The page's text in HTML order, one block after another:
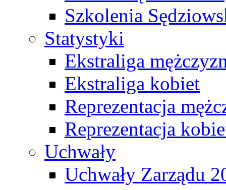
Szkolenia
Statystyki
Ekstraliga
Ekstraliga kobiet
Reprezentacja
Reprezentacja
Uchwały
Uchwały Zarządu